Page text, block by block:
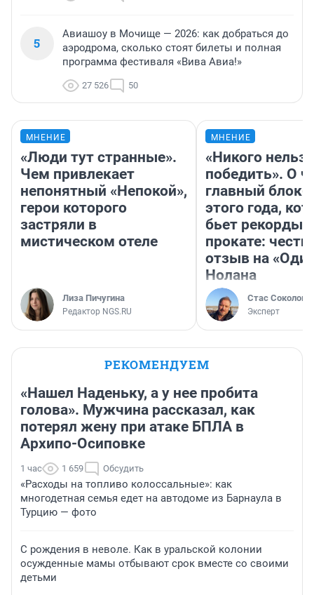
5
Авиашоу в Мочище — 2026: как добраться до
аэродрома, сколько стоят билеты и полная
программа фестиваля «Вива Авиа!»
27 526 50
МНЕНИЕ
«Люди тут странные».
Чем привлекает
непонятный «Непокой»,
герои которого
застряли в
мистическом отеле
Лиза Пичугина
Редактор NGS.RU
МНЕНИЕ
«Никого нельзя
победить». О
главный
этого года,
бьет рекорды в
прокате:
отзыв на
Нолана
Стас Соколов
Эксперт
РЕКОМЕНДУЕМ
«Нашел Наденьку, а у нее пробита
голова». Мужчина рассказал, как
потерял жену при атаке БПЛА в
Архипо-Осиповке
1 час 1 659 Обсудить
«Расходы на топливо колоссальные»: как
многодетная семья едет на автодоме из Барнаула в
Турцию — фото
С рождения в неволе. Как в уральской колонии
осужденные мамы отбывают срок вместе со своими
детьми